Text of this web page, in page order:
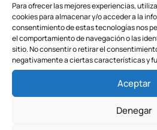
Para ofrecer las mejores experiencias,
cookies para almacenar y/o acceder a la
consentimiento de estas tecnologías nos
el comportamiento de navegación o las
sitio. No consentir o retirar el
negativamente a ciertas características y
Aceptar
Denegar